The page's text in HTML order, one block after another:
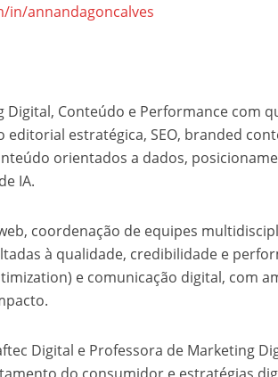
in/annandagoncalves
Conteúdo e Performance com
editorial estratégica, SEO, branded
orientados a dados,
IA.
coordenação de equipes
à qualidade, credibilidade e
e comunicação digital, com
Digital e Professora de Marketing